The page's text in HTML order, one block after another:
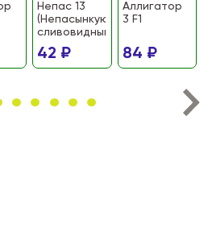
Непас 13
(Непасынкующийся
сливовидный)
42 ₽
Аллигатор
3 F1
84 ₽